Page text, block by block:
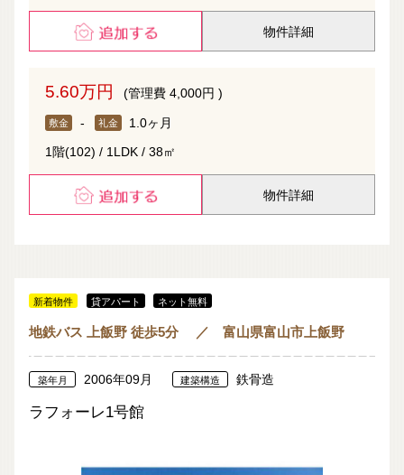
物件詳細
5.60万円 (管理費 4,000円 )
敷金 - 礼金 1.0ヶ月
1階(102) / 1LDK / 38㎡
物件詳細
新着物件 貸アパート ネット無料
地鉄バス 上飯野 徒歩5分 ／ 富山県富山市上飯野
築年月 2006年09月 建築構造 鉄骨造
ラフォーレ1号館